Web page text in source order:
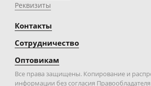
Реквизиты
Контакты
Сотрудничество
Оптовикам
Все права защищены. Копирование и
информации без согласия